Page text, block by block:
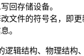
回存储设备。
文件的符号名，即
。
逻辑结构、物理结构